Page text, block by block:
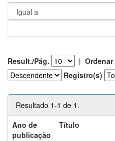
Result./Pág. |
Registro(s)
Resultado 1-1 de 1.
Ano de
publicação
Título